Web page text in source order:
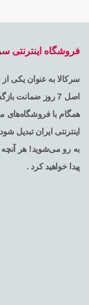
فروشگاه اینترنتی
سرکالا به عنوان یکی از
اصل 7 روز ضمانت
همگام با فروشگاه‌های
اینترنتی ایران تبدیل
به رو می‌شوید! هر آنچه
پیدا خواهید کرد .